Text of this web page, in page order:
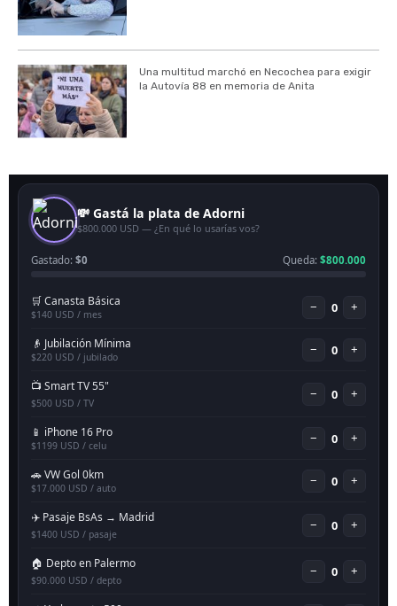
Una multitud marchó en Necochea para exigir
la Autovía 88 en memoria de Anita